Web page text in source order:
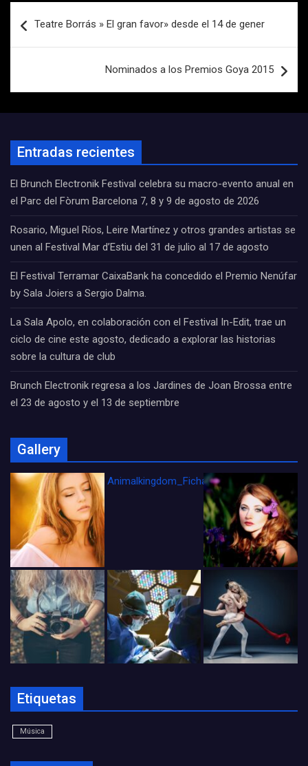
de
Teatre Borrás » El gran favor» desde el 14 de gener
Nominados a los Premios Goya 2015
Entradas recientes
El Brunch Electronik Festival celebra su macro-evento anual en
el Parc del Fòrum Barcelona 7, 8 y 9 de agosto de 2026
Rosario, Miguel Ríos, Leire Martínez y otros grandes artistas se
unen al Festival Mar d’Estiu del 31 de julio al 17 de agosto
El Festival Terramar CaixaBank ha concedido el Premio Nenúfar
by Sala Joiers a Sergio Dalma.
La Sala Apolo, en colaboración con el Festival In-Edit, trae un
ciclo de cine este agosto, dedicado a explorar las historias
sobre la cultura de club
Brunch Electronik regresa a los Jardines de Joan Brossa entre
el 23 de agosto y el 13 de septiembre
Gallery
Animalkingdom_FichaCine
Etiquetas
Música